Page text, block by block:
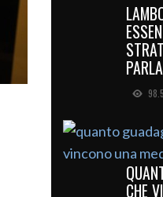
CHE